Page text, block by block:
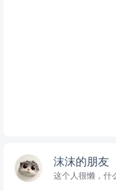
沫沫的朋友
这个人很懒，什